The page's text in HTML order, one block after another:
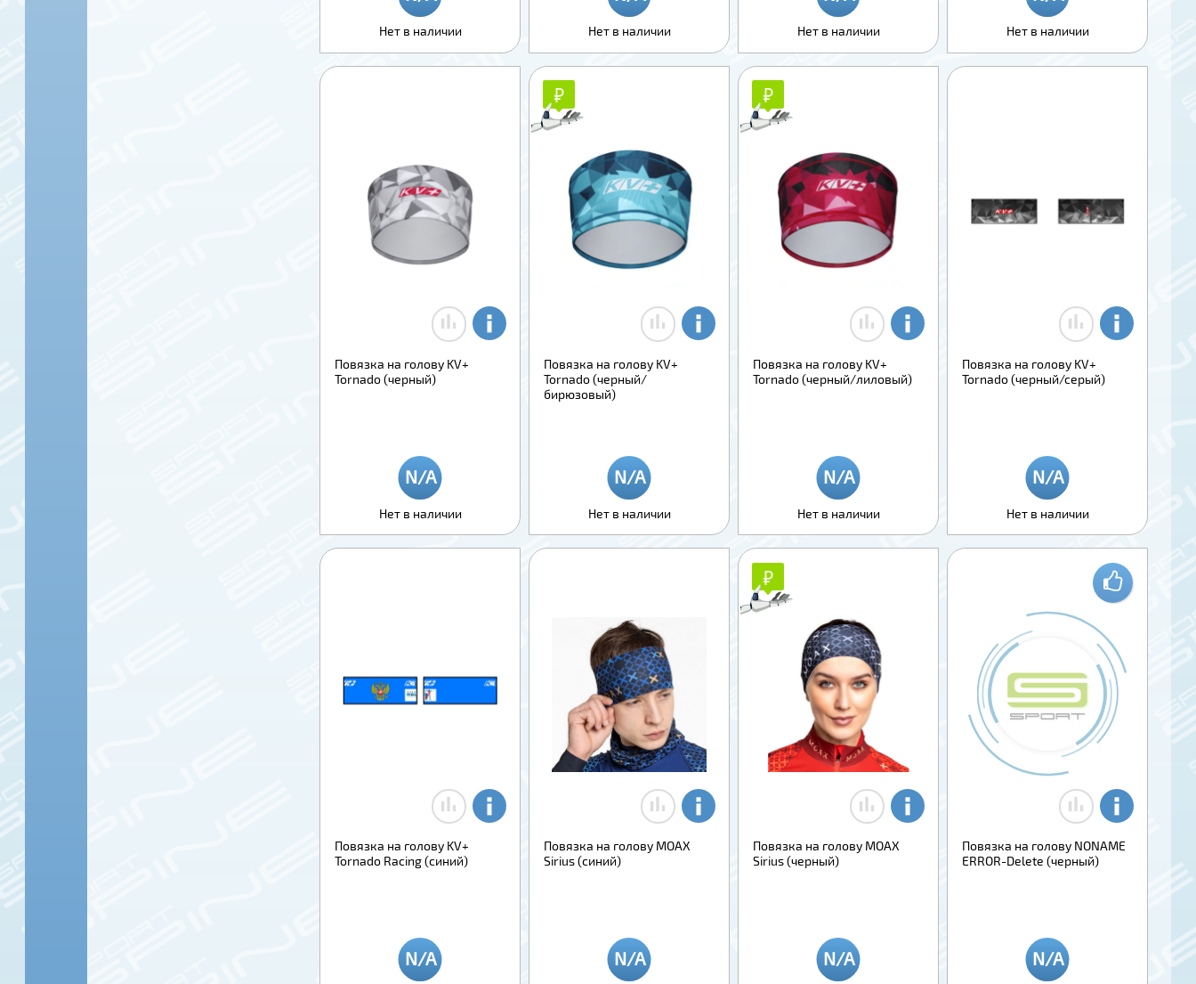
Нет в наличии Нет в наличии Нет в наличии Нет в наличии
Повязка на голову KV+
Tornado (черный)
Нет в наличии
₽
₽
Повязка на голову KV+
Tornado (черный/
бирюзовый)
Нет в наличии
₽
₽
Повязка на голову KV+
Tornado (черный/лиловый)
Нет в наличии
Повязка на голову KV+
Tornado (черный/серый)
Нет в наличии
Повязка на голову KV+
Tornado Racing (синий)
Повязка на голову MOAX
Sirius (синий)
₽
₽
Повязка на голову MOAX
Sirius (черный)
Повязка на голову NONAME
ERROR-Delete (черный)